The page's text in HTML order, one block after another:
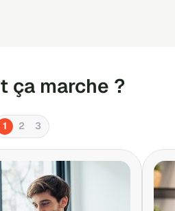
ça marche ?
1 2 3